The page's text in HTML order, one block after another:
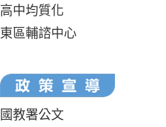
高中均質化
東區輔諮中心
國教署公文